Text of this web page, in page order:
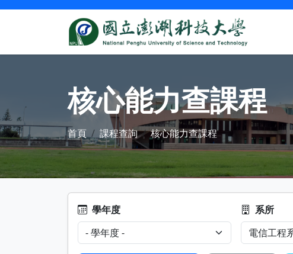
核心能力查課程
首頁 課程查詢 核心能力查課程
學年度 系所